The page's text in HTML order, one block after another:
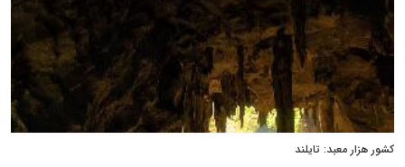
کشور هزار معبد: تایلند